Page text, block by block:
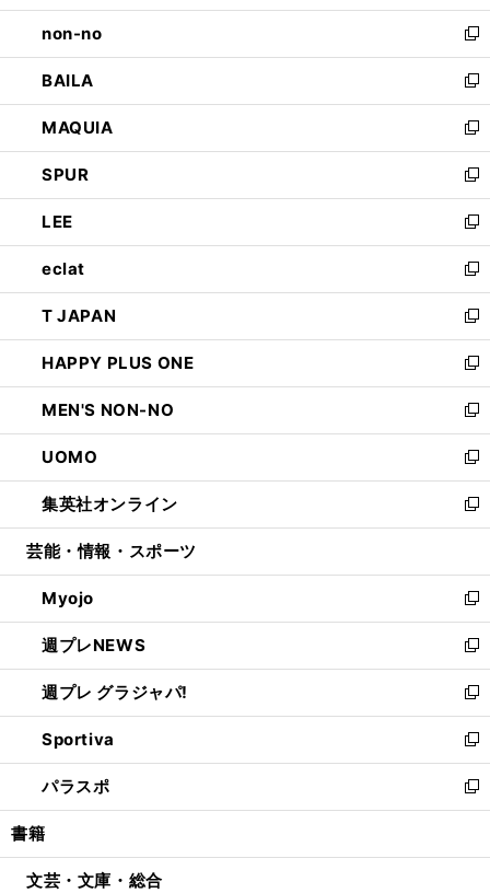
開
く
ウ
で
開
く
し
い
ウ
ィ
ン
ド
ウ
で
開
く
non-no
新
し
い
ウ
ィ
ン
ド
ウ
で
開
く
BAILA
新
し
い
ウ
ィ
ン
ド
ウ
で
開
く
MAQUIA
新
し
い
ウ
ィ
ン
ド
ウ
で
開
く
SPUR
新
し
い
ウ
ィ
ン
ド
ウ
で
開
く
LEE
新
し
い
ウ
ィ
ン
ド
ウ
で
開
く
eclat
新
し
い
ウ
ィ
ン
ド
ウ
で
開
く
T JAPAN
新
し
い
ウ
ィ
ン
ド
ウ
で
開
HAPPY PLUS ONE
新
し
い
ウ
ィ
ン
ド
ウ
開
く
MEN'S NON-NO
新
し
い
ウ
ィ
ン
ウ
で
開
く
UOMO
新
し
い
ウ
ン
ド
ウ
で
開
く
集英社オンライン
新
し
ウ
ィ
ン
ド
ウ
で
開
く
芸能・情報・スポーツ
Myojo
新
し
い
ウ
ィ
ン
ド
ウ
で
開
週プレNEWS
新
し
い
ウ
ィ
ン
ド
ウ
開
週プレ グラジャパ!
新
し
い
ウ
ィ
ン
ウ
Sportiva
新
し
い
ウ
ン
パラスポ
新
し
ウ
書籍
文芸・文庫・総合